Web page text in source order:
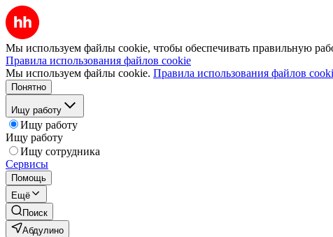
Мы используем файлы cookie, чтобы обеспечивать правильную
Правила использования файлов cookie
Мы используем файлы cookie. Правила использования файлов
Понятно
Ищу работу
Ищу работу
Ищу работу
Ищу сотрудника
Сервисы
Помощь
Ещё
Поиск
Абдулино